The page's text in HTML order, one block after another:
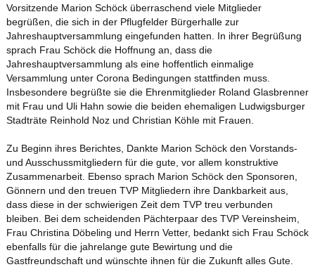
Vorsitzende Marion Schöck überraschend viele Mitglieder
begrüßen, die sich in der Pflugfelder Bürgerhalle zur
Jahreshauptversammlung eingefunden hatten. In ihrer Begrüßung
sprach Frau Schöck die Hoffnung an, dass die
Jahreshauptversammlung als eine hoffentlich einmalige
Versammlung unter Corona Bedingungen stattfinden muss.
Insbesondere begrüßte sie die Ehrenmitglieder Roland Glasbrenner
mit Frau und Uli Hahn sowie die beiden ehemaligen Ludwigsburger
Stadträte Reinhold Noz und Christian Köhle mit Frauen.
Zu Beginn ihres Berichtes, Dankte Marion Schöck den Vorstands-
und Ausschussmitgliedern für die gute, vor allem konstruktive
Zusammenarbeit. Ebenso sprach Marion Schöck den Sponsoren,
Gönnern und den treuen TVP Mitgliedern ihre Dankbarkeit aus,
dass diese in der schwierigen Zeit dem TVP treu verbunden
bleiben. Bei dem scheidenden Pächterpaar des TVP Vereinsheim,
Frau Christina Döbeling und Herrn Vetter, bedankt sich Frau Schöck
ebenfalls für die jahrelange gute Bewirtung und die
Gastfreundschaft und wünschte ihnen für die Zukunft alles Gute.